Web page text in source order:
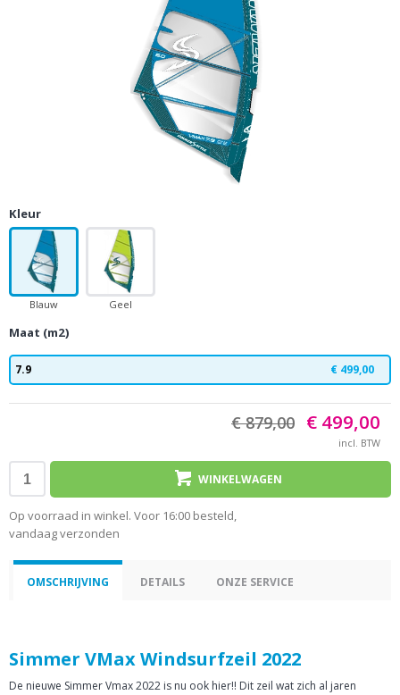
Kleur
Blauw Geel
Maat (m2)
7.9 € 499,00
€ 879,00 € 499,00
incl. BTW
WINKELWAGEN
Op voorraad in winkel. Voor 16:00 besteld,
vandaag verzonden
OMSCHRIJVING DETAILS ONZE SERVICE
Simmer VMax Windsurfzeil 2022
De nieuwe Simmer Vmax 2022 is nu ook hier!! Dit zeil wat zich al jaren